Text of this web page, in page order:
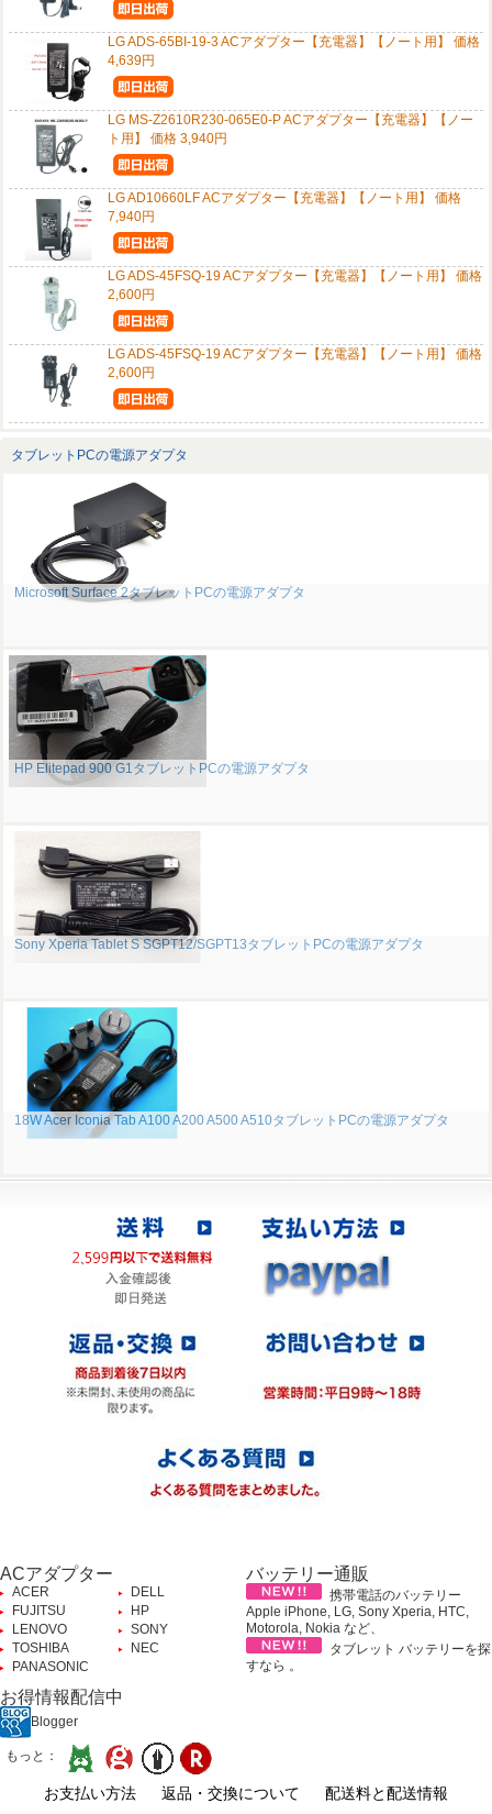
LG ADS-65BI-19-3 ACアダプター【充電器】【ノート用】 価格
4,639円
LG MS-Z2610R230-065E0-P ACアダプター【充電器】【ノー
ト用】 価格 3,940円
LG AD10660LF ACアダプター【充電器】【ノート用】 価格
7,940円
LG ADS-45FSQ-19 ACアダプター【充電器】【ノート用】 価格
2,600円
LG ADS-45FSQ-19 ACアダプター【充電器】【ノート用】 価格
2,600円
タブレットPCの電源アダプタ
Microsoft Surface 2タブレットPCの電源アダプタ
HP Elitepad 900 G1タブレットPCの電源アダプタ
Sony Xperia Tablet S SGPT12/SGPT13タブレットPCの電源アダプタ
18W Acer Iconia Tab A100 A200 A500 A510タブレットPCの電源アダプタ
ACアダプター
ACER
DELL
FUJITSU
HP
LENOVO
SONY
TOSHIBA
NEC
PANASONIC
バッテリー通販
携帯電話のバッテリー
Apple iPhone, LG, Sony Xperia, HTC,
Motorola, Nokia など、
タブレット バッテリーを探
すなら 。
お得情報配信中
Blogger
もっと：
お支払い方法 返品・交換について 配送料と配送情報